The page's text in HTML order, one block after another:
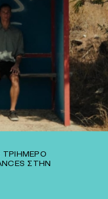
ΤΡΙΉΜΕΡΟ
ΣΤΗΝ